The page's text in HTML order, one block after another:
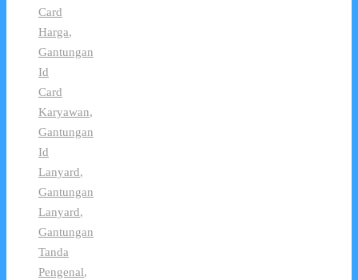
Card
Harga,
Gantungan
Id
Card
Karyawan,
Gantungan
Id
Lanyard,
Gantungan
Lanyard,
Gantungan
Tanda
Pengenal,